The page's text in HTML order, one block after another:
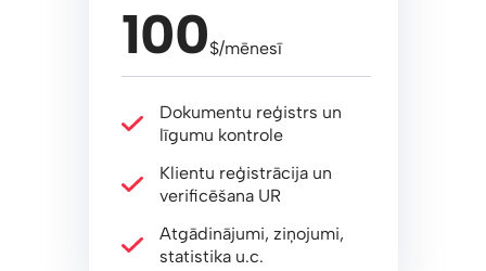
100$/mēnesī
Dokumentu reģistrs un
līgumu kontrole
Klientu reģistrācija un
verificēšana UR
Atgādinājumi, ziņojumi,
statistika u.c.